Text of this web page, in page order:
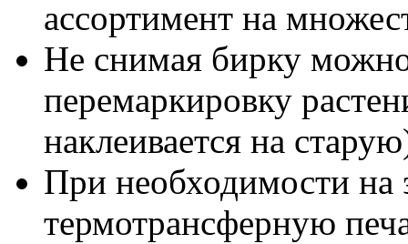
ассортимент на
Не снимая бирку
перемаркировку
наклеивается на
При необходимости на
термотрансферную